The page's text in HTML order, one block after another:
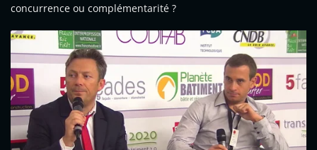
concurrence ou complémentarité ?